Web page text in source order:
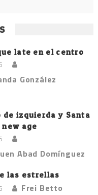
late en el centro
González
de izquierda y Santa
age
Abad Domínguez
las estrellas
Frei Betto